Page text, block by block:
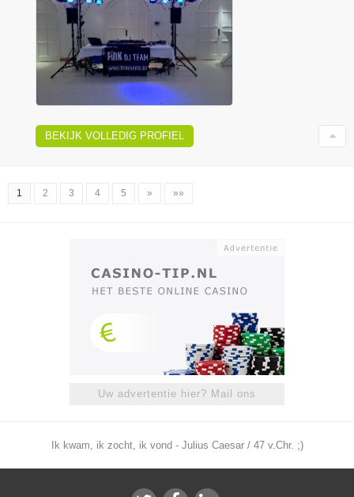
BEKIJK VOLLEDIG PROFIEL
1 2 3 4 5 » »»
Uw advertentie hier? Mail ons
Ik kwam, ik zocht, ik vond - Julius Caesar / 47 v.Chr. ;)